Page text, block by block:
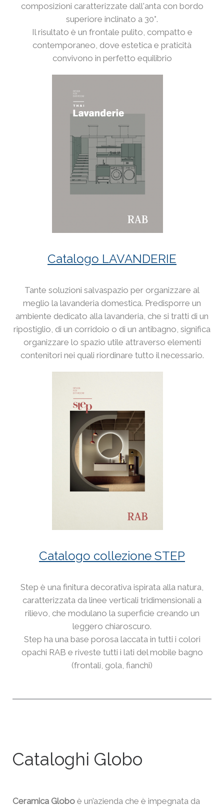
composizioni caratterizzate dall'anta con bordo
superiore inclinato a 30°.
Il risultato è un frontale pulito, compatto e
contemporaneo, dove estetica e praticità
convivono in perfetto equilibrio
Catalogo LAVANDERIE
Tante soluzioni salvaspazio per organizzare al
meglio la lavanderia domestica. Predisporre un
ambiente dedicato alla lavanderia, che si tratti di un
ripostiglio, di un corridoio o di un antibagno, significa
organizzare lo spazio utile attraverso elementi
contenitori nei quali riordinare tutto il necessario.
Catalogo collezione STEP
Step è una finitura decorativa ispirata alla natura,
caratterizzata da linee verticali tridimensionali a
rilievo, che modulano la superficie creando un
leggero chiaroscuro.
Step ha una base porosa laccata in tutti i colori
opachi RAB e riveste tutti i lati del mobile bagno
(frontali, gola, fianchi)
Cataloghi Globo
Ceramica Globo è un’azienda che è impegnata da